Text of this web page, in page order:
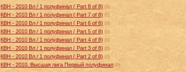
КВН - 2010 Вл / 1 полуфинал ( Part 8 of 8) (0)
КВН - 2010 Вл / 1 полуфинал ( Part 7 of 8) (0)
КВН - 2010 Вл / 1 полуфинал ( Part 6 of 8) (0)
КВН - 2010 Вл / 1 полуфинал ( Part 5 of 8) (0)
КВН - 2010 Вл / 1 полуфинал ( Part 4 of 8) (0)
КВН - 2010 Вл / 1 полуфинал ( Part 3 of 8) (0)
КВН - 2010 Вл / 1 полуфинал ( Part 2 of 8) (0)
КВН - 2010. Высшая лига Первый полуфинал (0)